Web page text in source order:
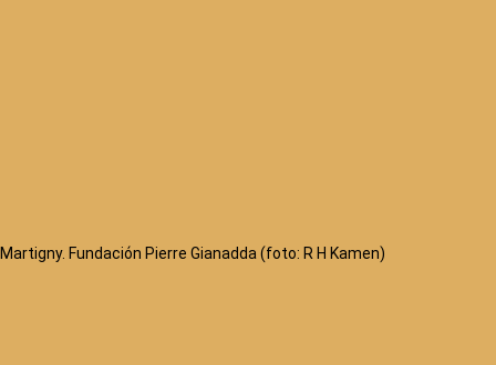
Martigny. Fundación Pierre Gianadda (foto: R H Kamen)